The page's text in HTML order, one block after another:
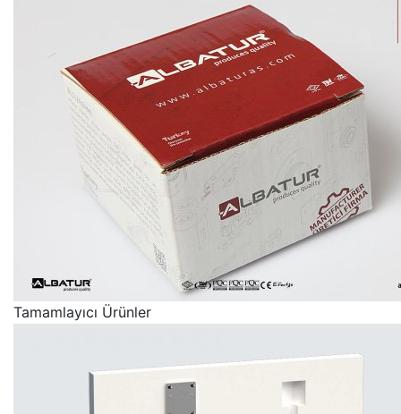
Tamamlayıcı Ürünler